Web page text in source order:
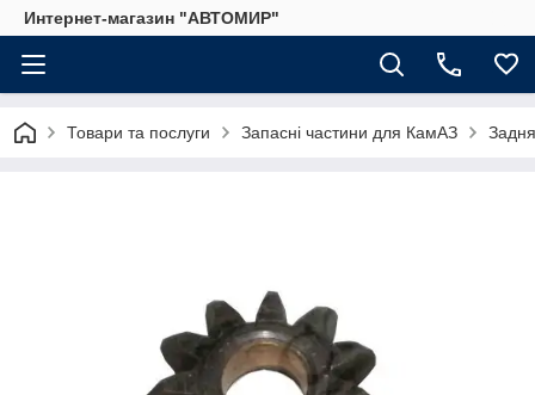
Интернет-магазин "АВТОМИР"
Товари та послуги Запасні частини для КамАЗ